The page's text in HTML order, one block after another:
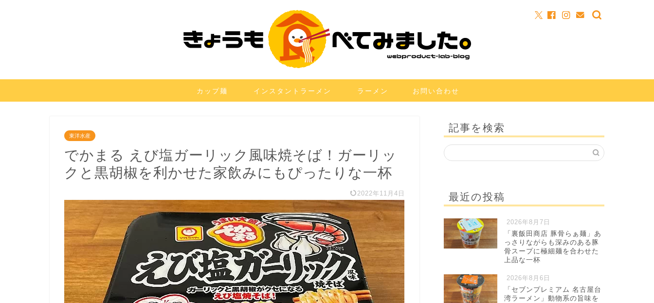
カップ麺 インスタントラーメン ラーメン お問い合わせ
東洋水産
でかまる えび塩ガーリック風味焼そば！ガーリッ
クと黒胡椒を利かせた家飲みにもぴったりな一杯
2022年11月4日
記事を検索
最近の投稿
2026年8月7日
「裏飯田商店 豚骨らぁ麺」あ
っさりながらも深みのある豚
骨スープに極細麺を合わせた
上品な一杯
2026年8月6日
「セブンプレミアム 名古屋台
湾ラーメン」動物系の旨味を